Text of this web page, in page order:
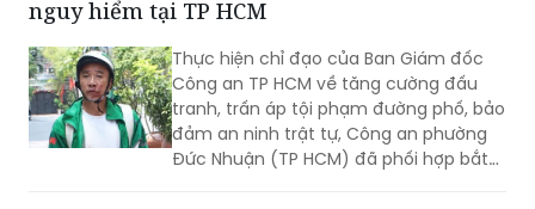
Công an TP HCM về tăng cường đấu
tranh, trấn áp tội phạm đường phố, bảo
đảm an ninh trật tự, Công an phường
Đức Nhuận (TP HCM) đã phối hợp bắt
giữ một đối tượng thực hiện hành vi
cướp giật tài sản, đồng thời chuyển vụ
việc đến Văn phòng Cơ quan Cảnh sát
Khởi tố 3 đối tượng cho vay lãi nặng hơn 82